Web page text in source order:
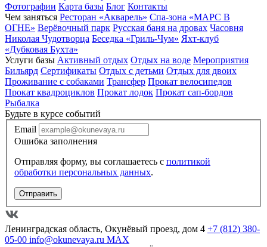
Фотографии Карта базы Блог Контакты
Чем заняться Ресторан «Акварель» Спа-зона «МАРС В
ОГНЕ» Верёвочный парк Русская баня на дровах Часовня
Николая Чудотворца Беседка «Гриль-Чум» Яхт-клуб
«Дубковая Бухта»
Услуги базы Активный отдых Отдых на воде Мероприятия
Бильярд Сертификаты Отдых с детьми Отдых для двоих
Проживание с собаками Трансфер Прокат велосипедов
Прокат квадроциклов Прокат лодок Прокат сап-бордов
Рыбалка
Будьте в курсе событий
Email
Ошибка заполнения
Отправляя форму, вы соглашаетесь с политикой
обработки персональных данных.
Отправить
Ленинградская область, Окунёвый проезд, дом 4 +7 (812) 380-
05-00 info@okunevaya.ru MAX